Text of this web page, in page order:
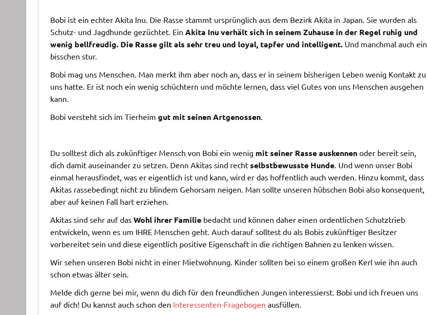
Bobi ist ein echter Akita Inu. Die Rasse stammt ursprünglich aus dem Bezirk Akita in Japan. Sie wurden als
Schutz- und Jagdhunde gezüchtet. Ein Akita Inu verhält sich in seinem Zuhause in der Regel ruhig und
wenig bellfreudig. Die Rasse gilt als sehr treu und loyal, tapfer und intelligent. Und manchmal auch ein
bisschen stur.
Bobi mag uns Menschen. Man merkt ihm aber noch an, dass er in seinem bisherigen Leben wenig Kontakt zu
uns hatte. Er ist noch ein wenig schüchtern und möchte lernen, dass viel Gutes von uns Menschen ausgehen
kann.
Bobi versteht sich im Tierheim gut mit seinen Artgenossen.
Du solltest dich als zukünftiger Mensch von Bobi ein wenig mit seiner Rasse auskennenoder bereit sein,
dich damit auseinander zu setzen. Denn Akitas sind recht selbstbewusste Hunde. Und wenn unser Bobi
einmal herausfindet, was er eigentlich ist und kann, wird er das hoffentlich auch werden. Hinzu kommt, dass
Akitas rassebedingt nicht zu blindem Gehorsam neigen. Man sollte unseren hübschen Bobi also konsequent,
aber auf keinen Fall hart erziehen.
Akitas sind sehr auf das Wohl ihrer Familiebedacht und können daher einen ordentlichen Schutztrieb
entwickeln, wenn es um IHRE Menschen geht. Auch darauf solltest du als Bobis zukünftiger Besitzer
vorbereitet sein und diese eigentlich positive Eigenschaft in die richtigen Bahnen zu lenken wissen.
Wir sehen unseren Bobi nicht in einer Mietwohnung. Kinder sollten bei so einem großen Kerl wie ihn auch
schon etwas älter sein.
Melde dich gerne bei mir, wenn du dich für den freundlichen Jungen interessierst. Bobi und ich freuen uns
auf dich! Du kannst auch schon den Interessenten-Fragebogen ausfüllen.